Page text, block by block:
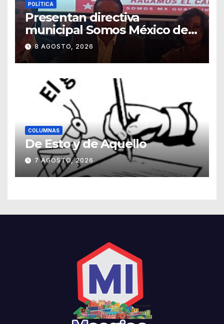
POLÍTICA
Presentan directiva
municipal Somos México de
Guanajuato
8 AGOSTO, 2026
COLUMNAS
De Esto y de Aquello
7 AGOSTO, 2026